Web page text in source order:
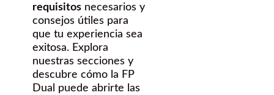
requisitos necesarios y
consejos útiles para
que tu experiencia sea
exitosa. Explora
nuestras secciones y
descubre cómo la FP
Dual puede abrirte las